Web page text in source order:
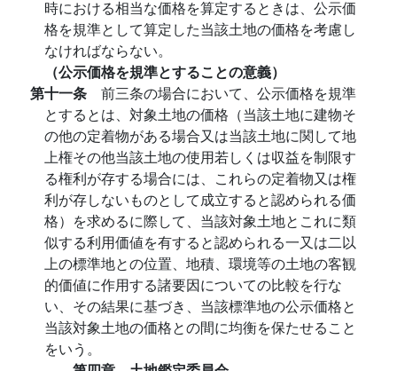
時における相当な価格を算定するときは、公示価
格を規準として算定した当該土地の価格を考慮し
なければならない。
（公示価格を規準とすることの意義）
第十一条 前三条の場合において、公示価格を規準
とするとは、対象土地の価格（当該土地に建物そ
の他の定着物がある場合又は当該土地に関して地
上権その他当該土地の使用若しくは収益を制限す
る権利が存する場合には、これらの定着物又は権
利が存しないものとして成立すると認められる価
格）を求めるに際して、当該対象土地とこれに類
似する利用価値を有すると認められる一又は二以
上の標準地との位置、地積、環境等の土地の客観
的価値に作用する諸要因についての比較を行な
い、その結果に基づき、当該標準地の公示価格と
当該対象土地の価格との間に均衡を保たせること
をいう。